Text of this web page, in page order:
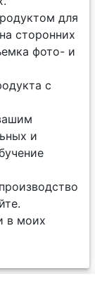
для
сторонних
фото- и
с
и
в моих